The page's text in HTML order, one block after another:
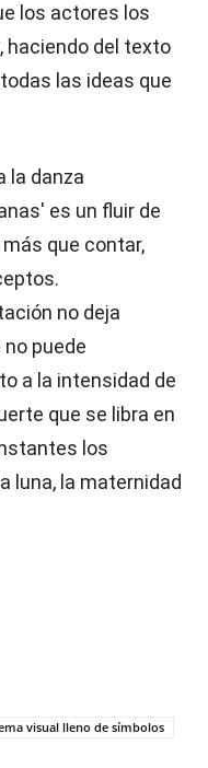
los actores los
haciendo del texto
las ideas que
la danza
es un fluir de
que contar,
no deja
puede
a la intensidad de
que se libra en
los
luna, la maternidad
visual lleno de símbolos